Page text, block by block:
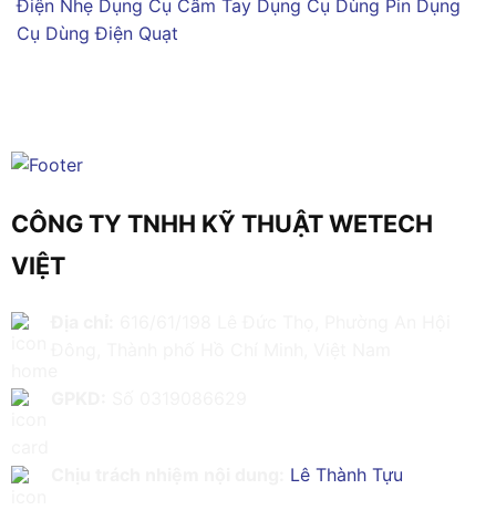
Điện Nhẹ Dụng Cụ Cầm Tay Dụng Cụ Dùng Pin Dụng
Cụ Dùng Điện Quạt
CÔNG TY TNHH KỸ THUẬT WETECH
VIỆT
Lê Thành Tựu